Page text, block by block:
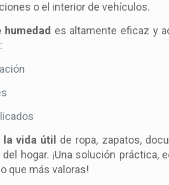
o el interior de vehículos.
humedad es altamente eficaz y
vida útil
de ropa, zapatos,
hogar. ¡Una solución práctica,
que más valoras!